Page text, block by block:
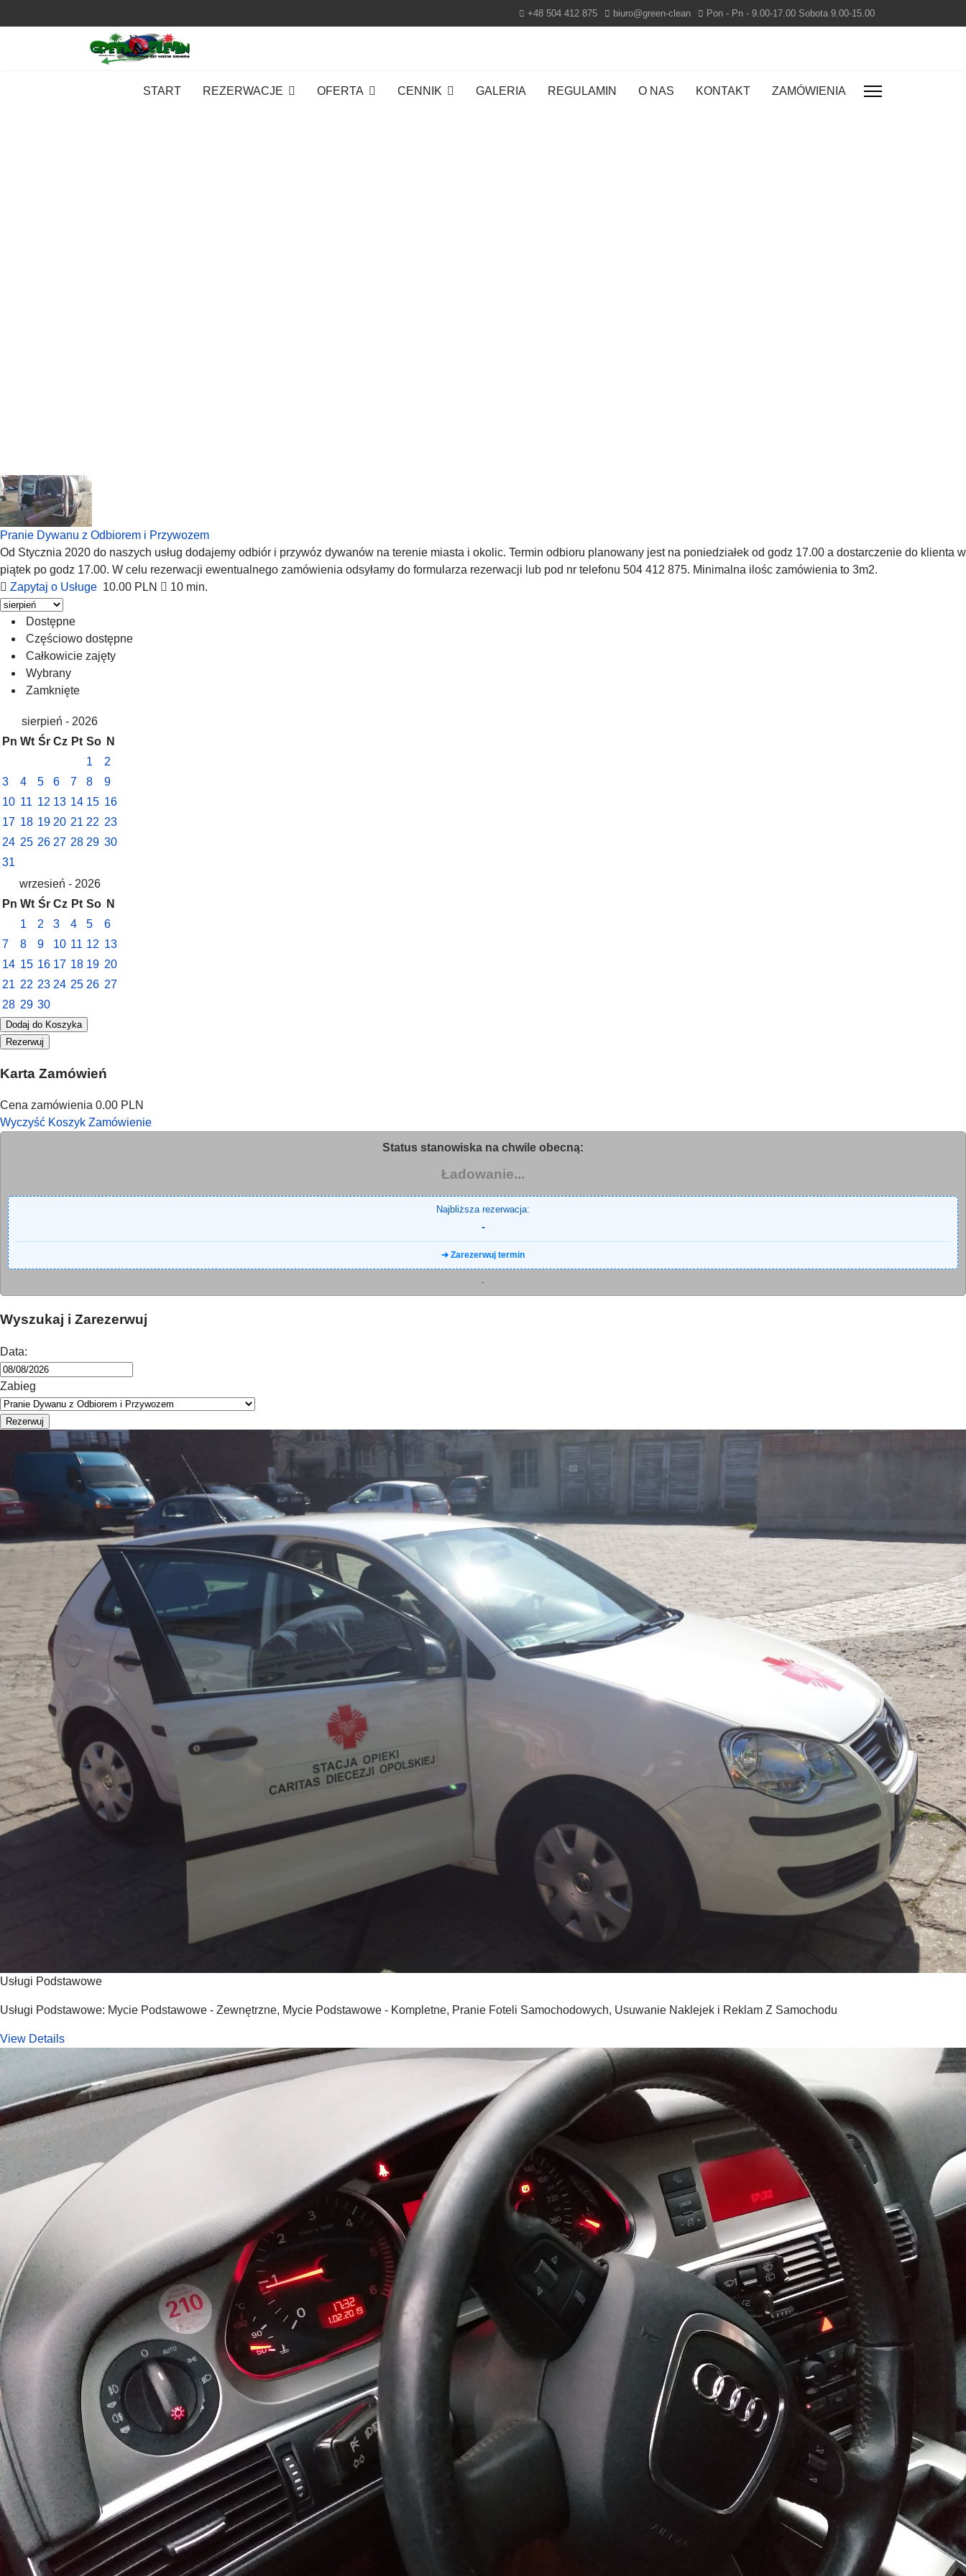
+48 504 412 875 biuro@green-clean Pon - Pn - 9.00-17.00 Sobota 9.00-15.00
START REZERWACJE OFERTA CENNIK GALERIA REGULAMIN O NAS KONTAKT ZAMÓWIENIA
Pranie Dywanu z Odbiorem i Przywozem
Od Stycznia 2020 do naszych usług dodajemy odbiór i przywóz dywanów na terenie miasta i okolic. Termin odbioru planowany jest na poniedziałek od godz 17.00 a dostarczenie do klienta w
piątek po godz 17.00. W celu rezerwacji ewentualnego zamówienia odsyłamy do formularza rezerwacji lub pod nr telefonu 504 412 875. Minimalna ilośc zamówienia to 3m2.
Zapytaj o Usługe 10.00 PLN 10 min.
Dostępne
Częściowo dostępne
Całkowicie zajęty
Wybrany
Zamknięte
sierpień - 2026
Pn Wt Śr Cz Pt So N
1
2
3
4 5 6 7 8
9
10 11 12 13 14 15 16
17 18 19 20 21 22 23
24 25 26 27 28 29 30
31
wrzesień - 2026
Pn Wt Śr Cz Pt So N
1
2 3 4 5
6
7
8 9 10 11 12 13
14 15 16 17 18 19 20
21 22 23 24 25 26 27
28 29 30
Dodaj do Koszyka
Rezerwuj
Karta Zamówień
Cena zamówienia 0.00 PLN
Wyczyść Koszyk Zamówienie
Status stanowiska na chwile obecną:
Ładowanie...
Najbliższa rezerwacja:
-
➔ Zarezerwuj termin
-
Wyszukaj i Zarezerwuj
Data:
Zabieg
Rezerwuj
Usługi Podstawowe
Usługi Podstawowe: Mycie Podstawowe - Zewnętrzne, Mycie Podstawowe - Kompletne, Pranie Foteli Samochodowych, Usuwanie Naklejek i Reklam Z Samochodu
View Details